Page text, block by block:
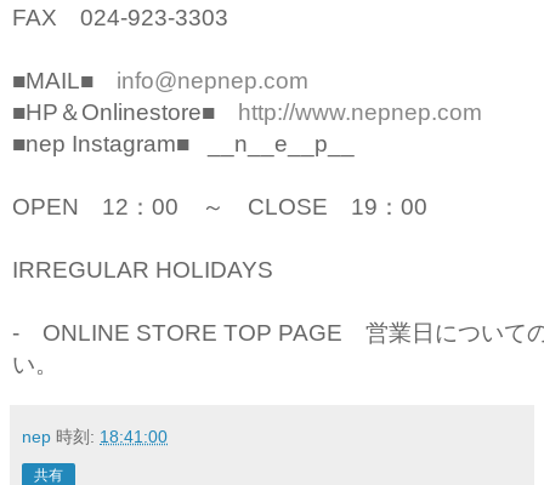
FAX 024-923-3303
■MAIL■ info@nepnep.com
■HP＆Onlinestore■ http://www.nepnep.com
■nep Instagram■ __n__e__p__
OPEN 12：00 ～ CLOSE 19：00
IRREGULAR HOLIDAYS
- ONLINE STORE TOP PAGE 営業日について
い。
nep 時刻: 18:41:00
共有